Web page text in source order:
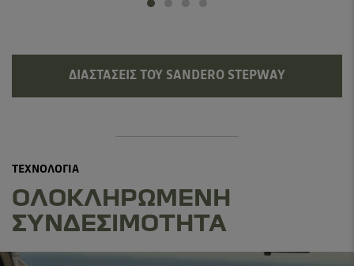
ΔΙΑΣΤΆΣΕΙΣ ΤΟΥ SANDERO STEPWAY
ΤΕΧΝΟΛΟΓΙΑ
ΟΛΟΚΛΗΡΩΜΕΝΗ
ΣΥΝΔΕΣΙΜΟΤΗΤΑ